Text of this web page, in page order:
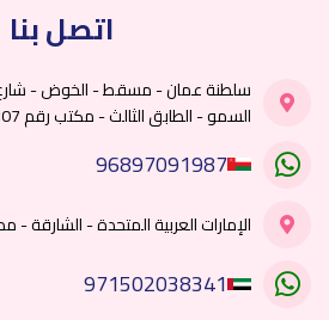
اتصل بنا
سلطنة عمان - مسقط - الخوض - شارع
السمو - الطابق الثالث - مكتب رقم 307
96897091987
الإمارات العربية المتحدة - الشارقة -
971502038341